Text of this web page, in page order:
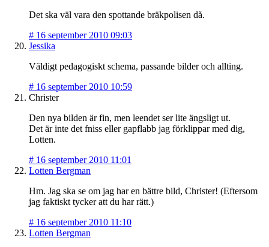
Det ska väl vara den spottande bräkpolisen då.
# 16 september 2010 09:03
Jessika
Väldigt pedagogiskt schema, passande bilder och allting.
# 16 september 2010 10:59
Christer
Den nya bilden är fin, men leendet ser lite ängsligt ut.
Det är inte det fniss eller gapflabb jag förklippar med dig,
Lotten.
# 16 september 2010 11:01
Lotten Bergman
Hm. Jag ska se om jag har en bättre bild, Christer! (Eftersom
jag faktiskt tycker att du har rätt.)
# 16 september 2010 11:10
Lotten Bergman